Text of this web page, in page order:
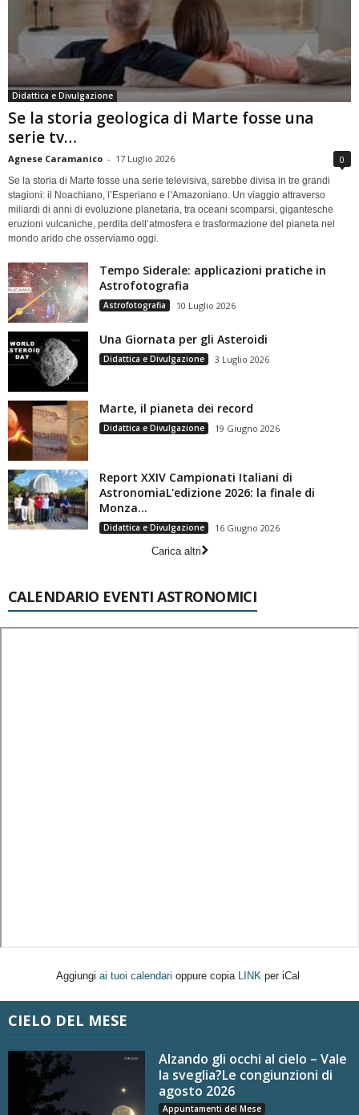
Didattica e Divulgazione
Se la storia geologica di Marte fosse una
serie tv…
Agnese Caramanico - 17 Luglio 2026 0
Se la storia di Marte fosse una serie televisiva, sarebbe divisa in tre grandi
stagioni: il Noachiano, l’Esperiano e l’Amazoniano. Un viaggio attraverso
miliardi di anni di evoluzione planetaria, tra oceani scomparsi, gigantesche
eruzioni vulcaniche, perdita dell’atmosfera e trasformazione del pianeta nel
mondo arido che osserviamo oggi.
Tempo Siderale: applicazioni pratiche in
Astrofotografia
Astrofotografia 10 Luglio 2026
Una Giornata per gli Asteroidi
Didattica e Divulgazione 3 Luglio 2026
Marte, il pianeta dei record
Didattica e Divulgazione 19 Giugno 2026
Report XXIV Campionati Italiani di
AstronomiaL'edizione 2026: la finale di
Monza...
Didattica e Divulgazione
16 Giugno 2026
Carica altri
CALENDARIO EVENTI ASTRONOMICI
Aggiungi ai tuoi calendari oppure copia LINK per iCal
CIELO DEL MESE
Alzando gli occhi al cielo – Vale
la sveglia?Le congiunzioni di
agosto 2026
Appuntamenti del Mese